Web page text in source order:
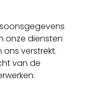
onze diensten
verstrekt.
van de